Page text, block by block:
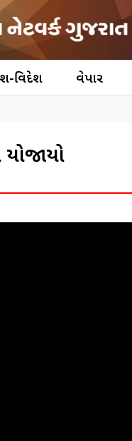
વિદેશ વેપાર
યોજાયો